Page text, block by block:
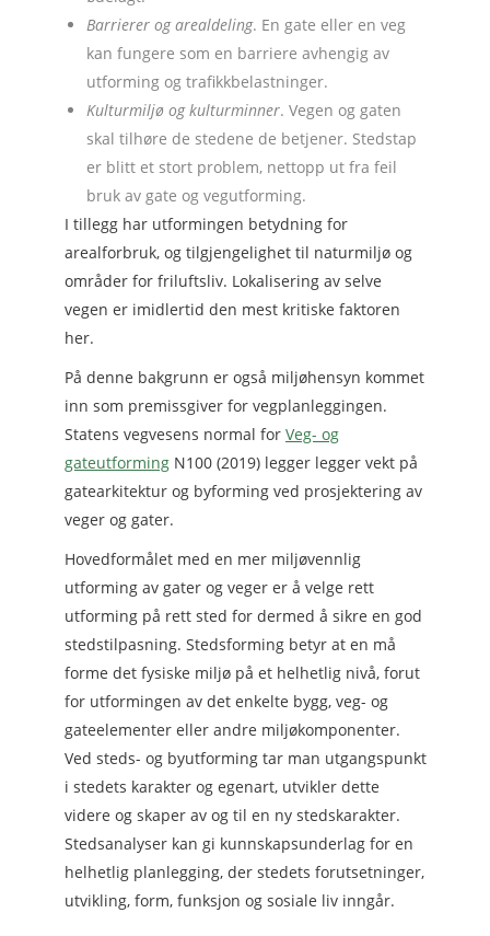
Barrierer og arealdeling. En gate eller en veg
kan fungere som en barriere avhengig av
utforming og trafikkbelastninger.
Kulturmiljø og kulturminner. Vegen og gaten
skal tilhøre de stedene de betjener. Stedstap
er blitt et stort problem, nettopp ut fra feil
bruk av gate og vegutforming.
I tillegg har utformingen betydning for
arealforbruk, og tilgjengelighet til naturmiljø og
områder for friluftsliv. Lokalisering av selve
vegen er imidlertid den mest kritiske faktoren
her.
På denne bakgrunn er også miljøhensyn kommet
inn som premissgiver for vegplanleggingen.
Statens vegvesens normal for Veg- og
gateutforming N100 (2019) legger legger vekt på
gatearkitektur og byforming ved prosjektering av
veger og gater.
Hovedformålet med en mer miljøvennlig
utforming av gater og veger er å velge rett
utforming på rett sted for dermed å sikre en god
stedstilpasning. Stedsforming betyr at en må
forme det fysiske miljø på et helhetlig nivå, forut
for utformingen av det enkelte bygg, veg- og
gateelementer eller andre miljøkomponenter.
Ved steds- og byutforming tar man utgangspunkt
i stedets karakter og egenart, utvikler dette
videre og skaper av og til en ny stedskarakter.
Stedsanalyser kan gi kunnskapsunderlag for en
helhetlig planlegging, der stedets forutsetninger,
utvikling, form, funksjon og sosiale liv inngår.